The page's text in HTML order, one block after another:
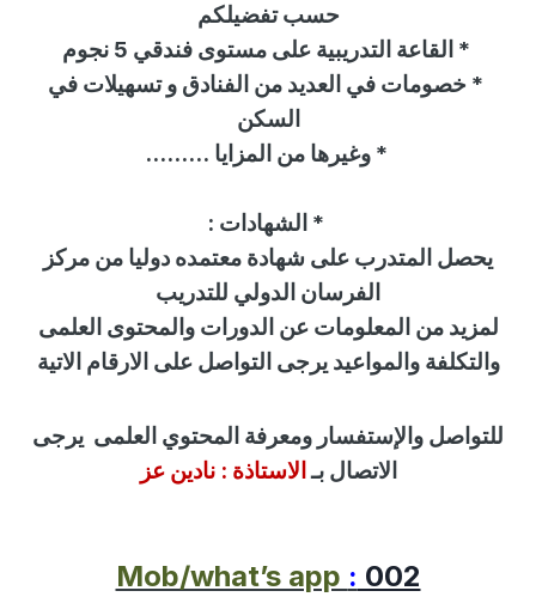
حسب تفضيلكم
*
القاعة التدريبية على مستوى فندقي 5 نجوم
* خصومات في العديد من الفنادق و تسهيلات في
السكن
* وغيرها من المزايا .........
* الشهادات
يحصل المتدرب على شهادة معتمده دوليا من مركز
الفرسان الدولي للتدريب
لمزيد من المعلومات عن الدورات والمحتوى العلمى
والتكلفة والمواعيد يرجى التواصل على الارقام الاتية
للتواصل والإستفسار ومعرفة المحتوي العلمى
يرجى
الاتصال بـالاستاذة : نادين عز
Mob/what’s app: 002